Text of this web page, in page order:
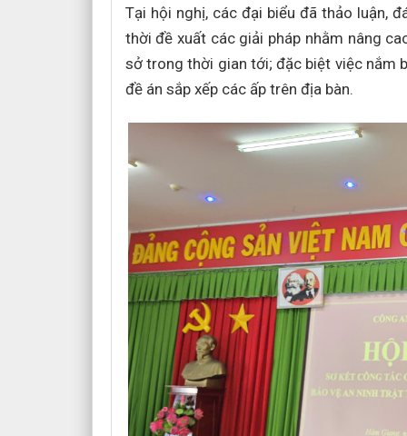
Tại hội nghị, các đại biểu đã thảo luận,
thời đề xuất các giải pháp nhằm nâng
sở trong thời gian tới; đặc biệt việc nắm
đề án sắp xếp các ấp trên địa bàn.